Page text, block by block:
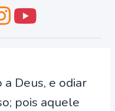
Deus, e odiar
pois aquele